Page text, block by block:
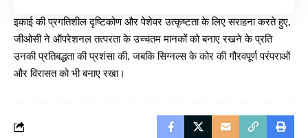
इकाई की प्रगतिशील दृष्टिकोण और पेशेवर उत्कृष्टता के लिए सराहना करते हुए,
जीओसी ने ऑपरेशनल तत्परता के उच्चतम मानकों को बनाए रखने के प्रति
उनकी प्रतिबद्धता की प्रशंसा की, जबकि सिग्नल्स के कोर की गौरवपूर्ण परंपराओं
और विरासत को भी बनाए रखा।